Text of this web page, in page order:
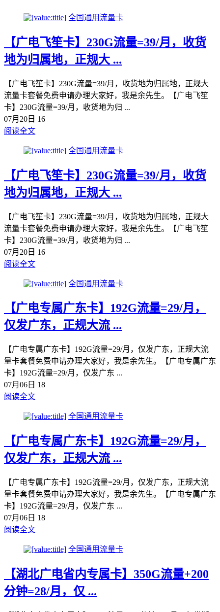
全国通用流量卡
【广电飞笙卡】230G流量=39/月，收货
地为归属地，正规大 ...
【广电飞笙卡】230G流量=39/月，收货地为归属地，正规大
流量卡套餐免费申请办理大家好，我是余先生。【广电飞笙
卡】230G流量=39/月，收货地为归 ...
07月20日 16
阅读全文
全国通用流量卡
【广电飞笙卡】230G流量=39/月，收货
地为归属地，正规大 ...
【广电飞笙卡】230G流量=39/月，收货地为归属地，正规大
流量卡套餐免费申请办理大家好，我是余先生。【广电飞笙
卡】230G流量=39/月，收货地为归 ...
07月20日 16
阅读全文
全国通用流量卡
【广电专属广东卡】192G流量=29/月，
仅发广东，正规大流 ...
【广电专属广东卡】192G流量=29/月，仅发广东，正规大流
量卡套餐免费申请办理大家好，我是余先生。【广电专属广东
卡】192G流量=29/月，仅发广东 ...
07月06日 18
阅读全文
全国通用流量卡
【广电专属广东卡】192G流量=29/月，
仅发广东，正规大流 ...
【广电专属广东卡】192G流量=29/月，仅发广东，正规大流
量卡套餐免费申请办理大家好，我是余先生。【广电专属广东
卡】192G流量=29/月，仅发广东 ...
07月06日 18
阅读全文
全国通用流量卡
【湖北广电省内专属卡】350G流量+200
分钟=28/月，仅 ...